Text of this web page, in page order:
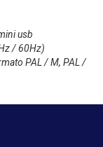
usb
/ 60Hz)
PAL / M, PAL /